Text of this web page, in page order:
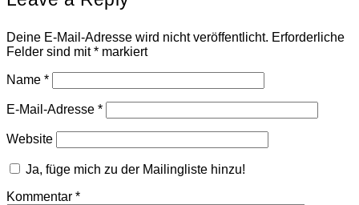
Deine E-Mail-Adresse wird nicht veröffentlicht. Erforderliche
Felder sind mit* markiert
Name *
E-Mail-Adresse *
Website
Ja, füge mich zu der Mailingliste hinzu!
Kommentar *